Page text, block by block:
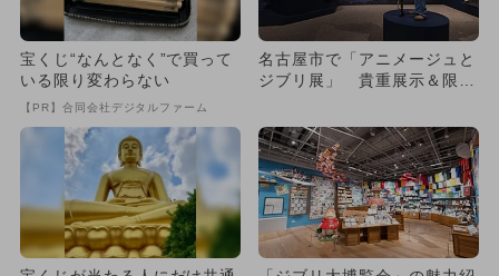
宝くじ“なんとなく”で買って
いる限り変わらない
【PR】合同会社デジタルファーム
名古屋市で「アニメージュと
ジブリ展」 貴重展示＆限定